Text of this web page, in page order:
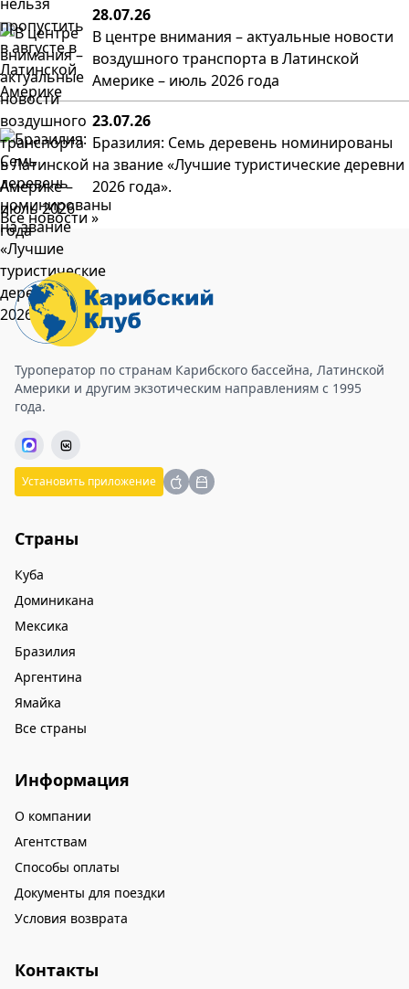
28.07.26
В центре внимания – актуальные новости
воздушного транспорта в Латинской
Америке – июль 2026 года
23.07.26
Бразилия: Семь деревень номинированы
на звание «Лучшие туристические деревни
2026 года».
Все новости »
Туроператор по странам Карибского бассейна, Латинской
Америки и другим экзотическим направлениям с 1995
года.
Установить приложение
Страны
Куба
Доминикана
Мексика
Бразилия
Аргентина
Ямайка
Все страны
Информация
О компании
Агентствам
Способы оплаты
Документы для поездки
Условия возврата
Контакты